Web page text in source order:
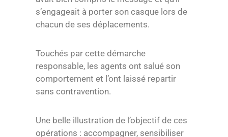
s’engageait à porter son casque lors de
chacun de ses déplacements.
Touchés par cette démarche
responsable, les agents ont salué son
comportement et l’ont laissé repartir
sans contravention.
Une belle illustration de l’objectif de ces
opérations : accompagner, sensibiliser